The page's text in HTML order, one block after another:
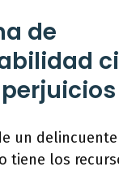
de
un
tiene los